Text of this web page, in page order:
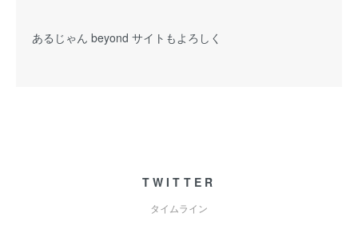
あるじゃん beyond サイトもよろしく
TWITTER
タイムライン